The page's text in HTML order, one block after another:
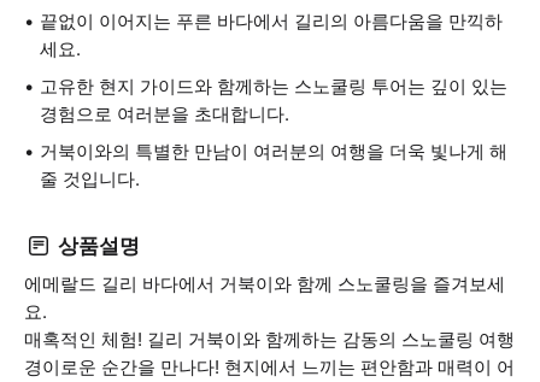
끝없이 이어지는 푸른 바다에서 길리의 아름다움을 만끽하
세요.
고유한 현지 가이드와 함께하는 스노쿨링 투어는 깊이 있는
경험으로 여러분을 초대합니다.
거북이와의 특별한 만남이 여러분의 여행을 더욱 빛나게 해
줄 것입니다.
상품설명
에메랄드 길리 바다에서 거북이와 함께 스노쿨링을 즐겨보세
요.
매혹적인 체험! 길리 거북이와 함께하는 감동의 스노쿨링 여행
경이로운 순간을 만나다! 현지에서 느끼는 편안함과 매력이 어